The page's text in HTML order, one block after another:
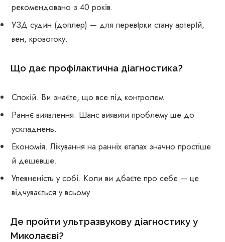
рекомендовано з 40 років.
УЗД судин (доплер) — для перевірки стану артерій,
вен, кровотоку.
Що дає профілактична діагностика?
Спокій. Ви знаєте, що все під контролем.
Раннє виявлення. Шанс виявити проблему ще до
ускладнень.
Економія. Лікування на ранніх етапах значно простіше
й дешевше.
Упевненість у собі. Коли ви дбаєте про себе — це
відчувається у всьому.
Де пройти ультразвукову діагностику у
Миколаєві?